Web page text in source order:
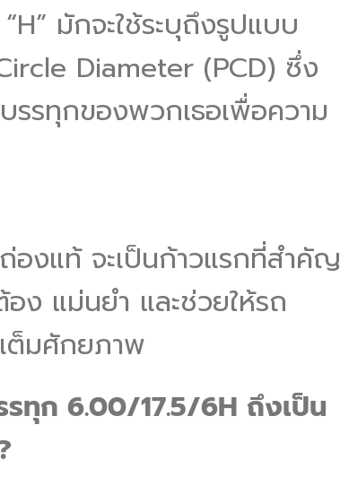
มักจะใช้ระบุถึงรูปแบบ
Diameter (PCD) ซึ่ง
รรทุกของพวกเธอเพื่อความ
ถ่องแท้ จะเป็นก้าวแรกที่สำคัญ
ง แม่นยำ และช่วยให้รถ
ต็มศักยภาพ
ทุก 6.00/17.5/6H ถึงเป็น